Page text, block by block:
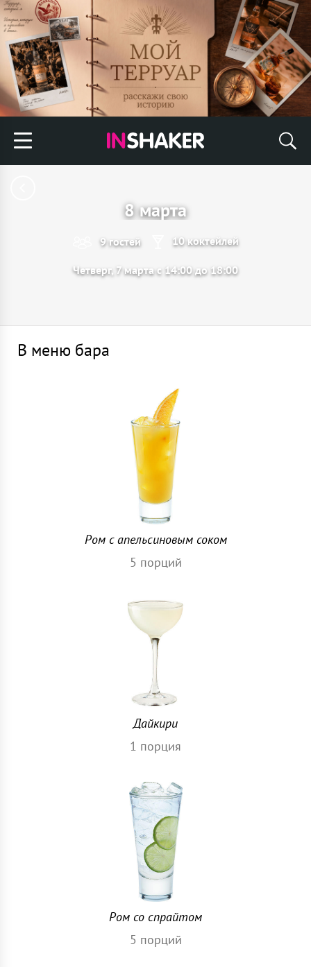
8 марта
9 гостей 10 коктейлей
Четверг, 7 марта с 14:00 до 18:00
В меню бара
Ром с апельсиновым соком
5 порций
Дайкири
1 порция
Ром со спрайтом
5 порций